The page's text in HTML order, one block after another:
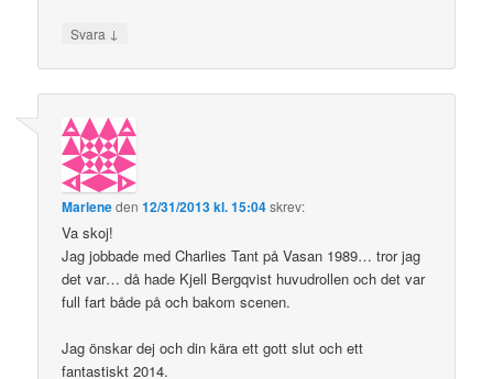
Svara ↓
Marleneden12/31/2013 kl. 15:04skrev:
Va skoj!
Jag jobbade med Charlies Tant på Vasan 1989… tror jag
det var… då hade Kjell Bergqvist huvudrollen och det var
full fart både på och bakom scenen.
Jag önskar dej och din kära ett gott slut och ett
fantastiskt 2014.